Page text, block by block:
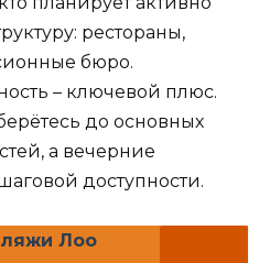
рестораны,
бюро.
– ключевой плюс.
до основных
а вечерние
доступности.
Лоо